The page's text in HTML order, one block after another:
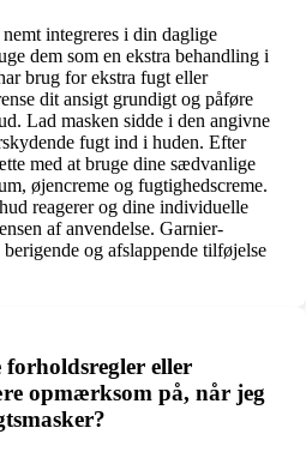
integreres i din daglige
dem som en ekstra behandling i
brug for ekstra fugt eller
dit ansigt grundigt og påføre
Lad masken sidde i den angivne
fugt ind i huden. Efter
med at bruge dine sædvanlige
øjencreme og fugtighedscreme.
reagerer og dine individuelle
af anvendelse. Garnier-
og afslappende tilføjelse
eller
opmærksom på, når jeg